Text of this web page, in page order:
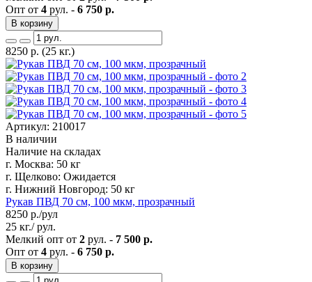
Опт от 4 рул. - 6 750 р.
В корзину
8250 р. (25 кг.)
Артикул: 210017
В наличии
Наличие на складах
г. Москва: 50 кг
г. Щелково: Ожидается
г. Нижний Новгород: 50 кг
Рукав ПВД 70 см, 100 мкм, прозрачный
8250 р./рул
25 кг./ рул.
Мелкий опт от 2 рул. - 7 500 р.
Опт от 4 рул. - 6 750 р.
В корзину